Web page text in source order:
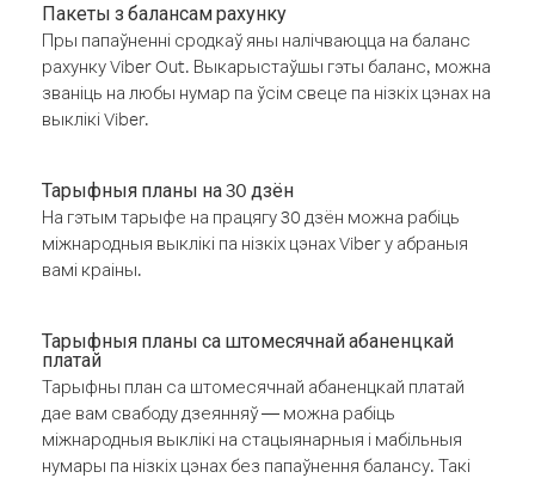
Пакеты з балансам рахунку
Пры папаўненні сродкаў яны налічваюцца на баланс
рахунку Viber Out. Выкарыстаўшы гэты баланс, можна
званіць на любы нумар па ўсім свеце па нізкіх цэнах на
выклікі Viber.
Тарыфныя планы на 30 дзён
На гэтым тарыфе на працягу 30 дзён можна рабіць
міжнародныя выклікі па нізкіх цэнах Viber у абраныя
вамі краіны.
Тарыфныя планы са штомесячнай абаненцкай
платай
Тарыфны план са штомесячнай абаненцкай платай
дае вам свабоду дзеянняў — можна рабіць
міжнародныя выклікі на стацыянарныя і мабільныя
нумары па нізкіх цэнах без папаўнення балансу. Такі